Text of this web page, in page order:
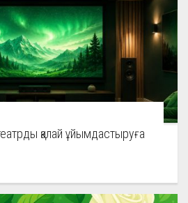
қалай ұйымдастыруға